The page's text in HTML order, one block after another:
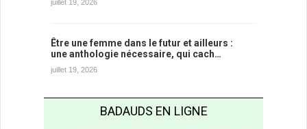
juillet 19, 2026
Être une femme dans le futur et ailleurs :
une anthologie nécessaire, qui cach…
juillet 19, 2026
BADAUDS EN LIGNE